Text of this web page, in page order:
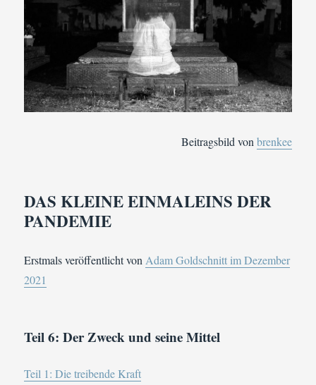
Beitragsbild von brenkee
DAS KLEINE EINMALEINS DER
PANDEMIE
Erstmals veröffentlicht von Adam Goldschnitt im Dezember
2021
Teil 6: Der Zweck und seine Mittel
Teil 1: Die treibende Kraft